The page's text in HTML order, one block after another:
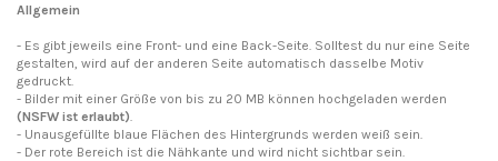
Allgemein
- Es gibt jeweils eine Front- und eine Back-Seite. Solltest du nur eine Seite
gestalten, wird auf der anderen Seite automatisch dasselbe Motiv
gedruckt.
- Bilder mit einer Größe von bis zu 20 MB können hochgeladen werden
(NSFW ist erlaubt)
- Unausgefüllte blaue Flächen des Hintergrunds werden weiß sein.
- Der rote Bereich ist die Nähkante und wird nicht sichtbar sein.